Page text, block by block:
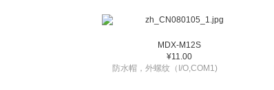
MDX-M12S
¥11.00
防水帽，外螺纹（I/O,COM1)